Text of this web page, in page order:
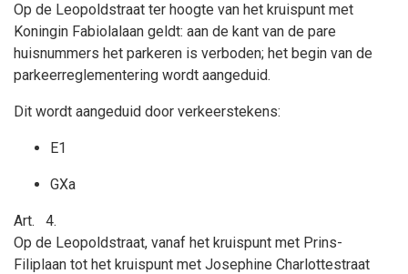
Op de Leopoldstraat ter hoogte van het kruispunt met
Koningin Fabiolalaan geldt: aan de kant van de pare
huisnummers het parkeren is verboden; het begin van de
parkeerreglementering wordt aangeduid.
Dit wordt aangeduid door verkeerstekens:
E1
GXa
Art.
4.
Op de Leopoldstraat, vanaf het kruispunt met Prins-
Filiplaan tot het kruispunt met Josephine Charlottestraat